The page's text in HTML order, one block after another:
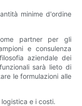
minime d'ordine
partner per gli
e consulenza
aziendale dei
sarà lieto di
le formulazioni alle
e i costi.